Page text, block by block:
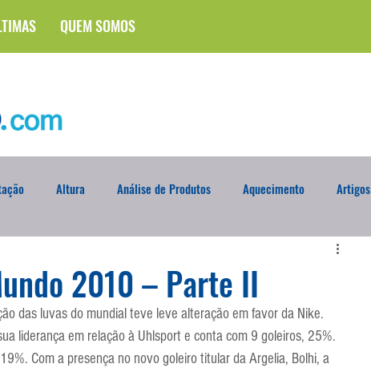
QUEM SOMOS
Altura Análise de Produtos Aquecimento Artigos
Compra Exterior
Semana Deslocamento DVD Encaixada Enquete
2010 – Parte II
das luvas do mundial teve leve alteração em favor da Nike.
liderança em relação à Uhlsport e conta com 9 goleiros, 25%.
Com a presença no novo goleiro titular da Argelia, Bolhi, a